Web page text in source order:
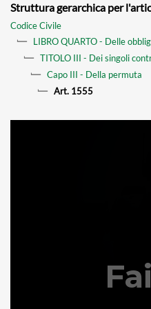
Struttura gerarchica per
Codice Civile
LIBRO QUARTO - Delle
TITOLO III - Dei singoli
Capo III - Della permuta
Art. 1555